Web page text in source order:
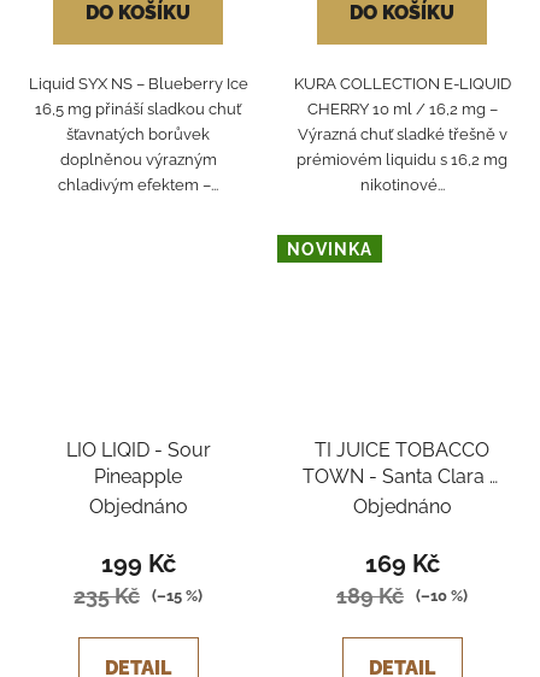
DO KOŠÍKU
Liquid SYX NS – Blueberry Ice
16,5 mg přináší sladkou chuť
šťavnatých borůvek
doplněnou výrazným
chladivým efektem –...
DO KOŠÍKU
KURA COLLECTION E-LIQUID
CHERRY 10 ml / 16,2 mg –
Výrazná chuť sladké třešně v
prémiovém liquidu s 16,2 mg
nikotinové...
LIO LIQID - Sour
Pineapple
Objednáno
199 Kč
235 Kč (–15 %)
DETAIL
NOVINKA
TI JUICE TOBACCO
TOWN - Santa Clara 6
mg
Objednáno
169 Kč
189 Kč (–10 %)
DETAIL